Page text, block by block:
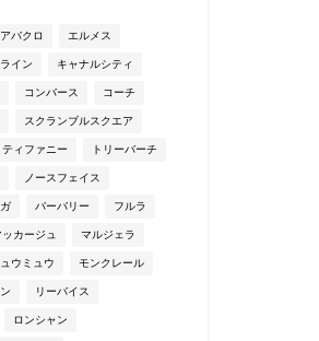
アバクロ エルメス
イン キャナルシティ
コンバース コーチ
スクランブルスクエア
ティファニー トリーバーチ
ノースフェイス
バーバリー フルラ
ッカージュ マルジェラ
ュウミュウ モンクレール
リーバイス
ロンシャン